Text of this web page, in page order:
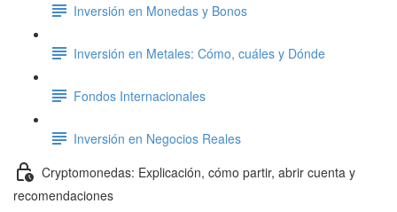
Inversión en Monedas y Bonos
Inversión en Metales: Cómo, cuáles y Dónde
Fondos Internacionales
Inversión en Negocios Reales
Cryptomonedas: Explicación, cómo partir, abrir cuenta y
recomendaciones